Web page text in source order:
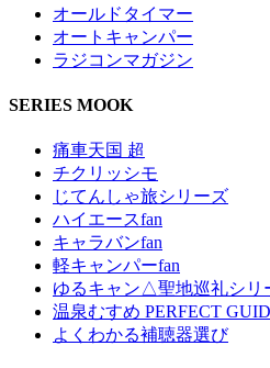
オールドタイマー
オートキャンパー
ラジコンマガジン
SERIES MOOK
痛車天国 超
チクリッシモ
じてんしゃ旅シリーズ
ハイエースfan
キャラバンfan
軽キャンパーfan
ゆるキャン△聖地巡礼シリ
温泉むすめ PERFECT
よくわかる補聴器選び